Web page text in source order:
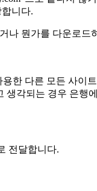
니다.
나 뭔가를 다운로드
한 다른 모든 사이
생각되는 경우 은행
전달합니다.